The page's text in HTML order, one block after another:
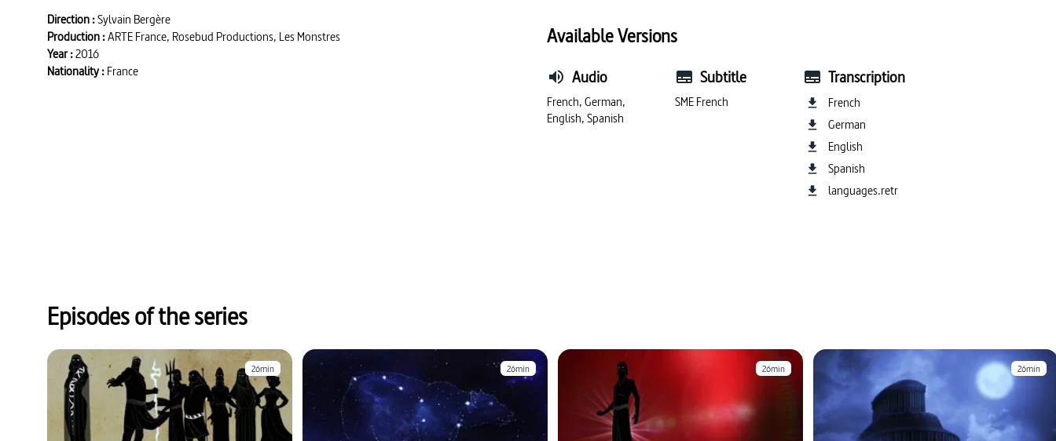
Direction :Sylvain Bergère
Production :ARTE France, Rosebud Productions, Les Monstres
Year :2016
Nationality :France
#beauté
Available Versions
Audio
French, German,
English, Spanish
Subtitle
SME French
Transcription
French
German
English
Spanish
languages.retr
Episodes of the series
26min 26min 26min 26min